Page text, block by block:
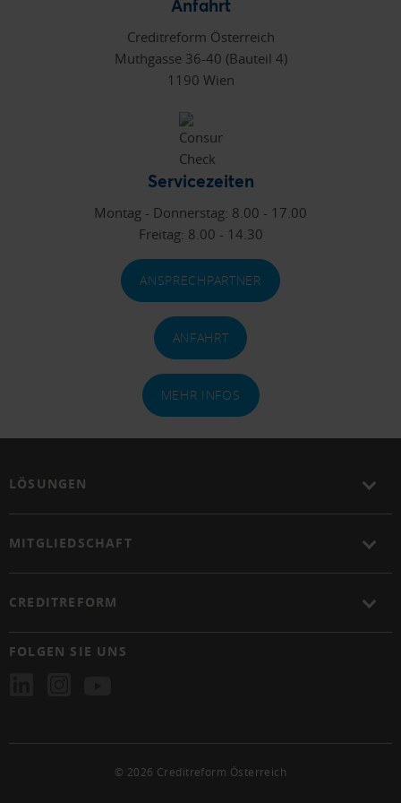
Anfahrt
Creditreform Österreich
Muthgasse 36-40 (Bauteil 4)
1190 Wien
Servicezeiten
Montag - Donnerstag: 8.00 - 17.00
Freitag: 8.00 - 14.30
ANSPRECHPARTNER
ANFAHRT
MEHR INFOS
LÖSUNGEN
MITGLIEDSCHAFT
CREDITREFORM
FOLGEN SIE UNS
© 2026 Creditreform Österreich